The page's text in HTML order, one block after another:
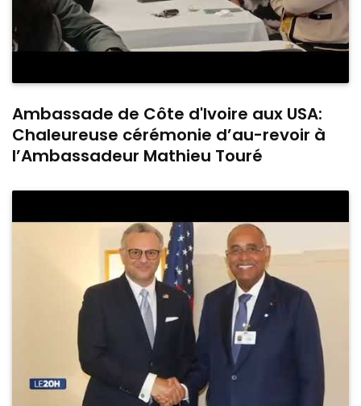
Ambassade de Côte d'Ivoire aux USA:
Chaleureuse cérémonie d’au-revoir à
l’Ambassadeur Mathieu Touré